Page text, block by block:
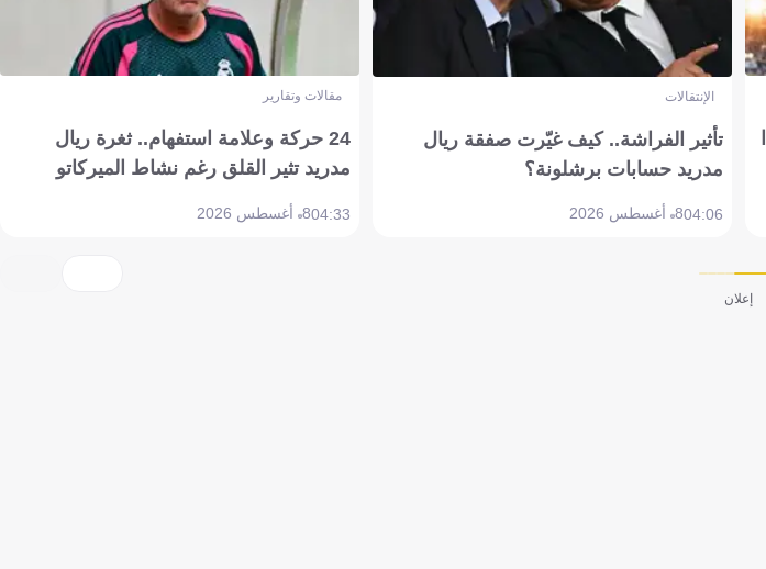
الإنتقالات
تأثير الفراشة.. كيف غيّرت صفقة ريال
مدريد حسابات برشلونة؟
04:068 أغسطس 2026
مقالات وتقارير
24 حركة وعلامة استفهام.. ثغرة ريال
مدريد تثير القلق رغم نشاط الميركاتو
04:338 أغسطس 2026
إعلان